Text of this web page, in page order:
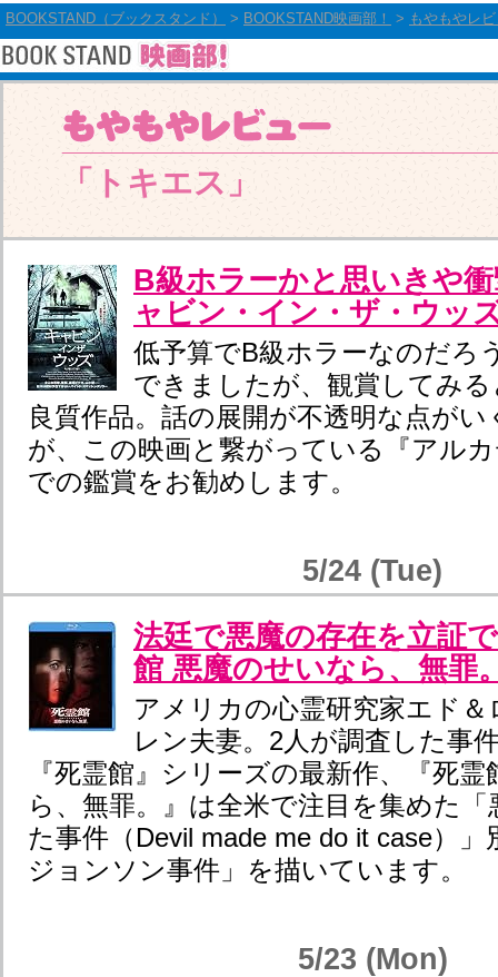
BOOKSTAND（ブックスタンド） > BOOKSTAND映画部！ > もやもやレ
「トキエス」
B級ホラーかと思いきや
ャビン・イン・ザ・ウッ
低予算でB級ホラーなのだろ
できましたが、観賞してみ
良質作品。話の展開が不透明な点が
が、この映画と繋がっている『アル
での鑑賞をお勧めします。
5/24 (Tue)
法廷で悪魔の存在を立証
館 悪魔のせいなら、無罪
アメリカの心霊研究家エド
レン夫妻。2人が調査した事
『死霊館』シリーズの最新作、『死
ら、無罪。』は全米で注目を集めた
た事件（Devil made me do it case）
ジョンソン事件」を描いています。
5/23 (Mon)